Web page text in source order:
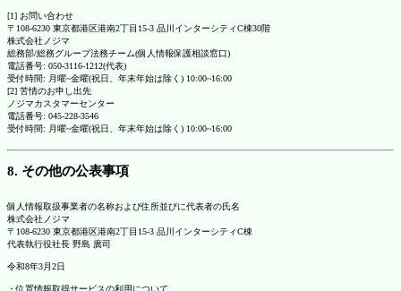
[1] お問い合わせ
〒108-6230 東京都港区港南2丁目15-3 品川インターシティC棟30階
株式会社ノジマ
総務部/総務グループ法務チーム(個人情報保護相談窓口)
電話番号: 050-3116-1212(代表)
受付時間: 月曜~金曜(祝日、年末年始は除く) 10:00~16:00
[2] 苦情のお申し出先
ノジマカスタマーセンター
電話番号: 045-228-3546
受付時間: 月曜~金曜(祝日、年末年始は除く) 10:00~16:00
8. その他の公表事項
個人情報取扱事業者の名称および住所並びに代表者の氏名
株式会社ノジマ
〒108-6230 東京都港区港南2丁目15-3 品川インターシティC棟
代表執行役社長 野島 廣司
令和8年3月2日
・位置情報取得サービスの利用について